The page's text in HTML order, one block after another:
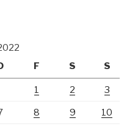
F S S
1 2 3
8 9 10